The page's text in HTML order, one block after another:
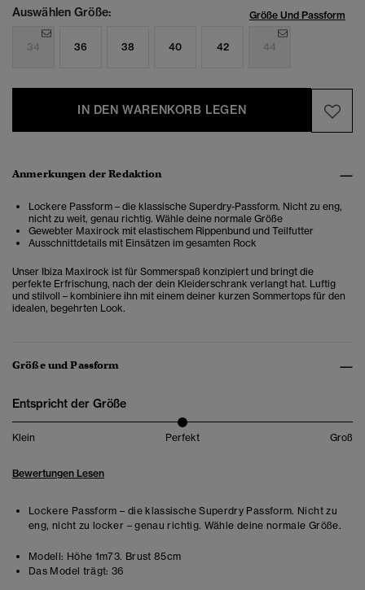
Auswählen Größe: Größe Und Passform
34 36 38 40 42 44
IN DEN WARENKORB LEGEN
Anmerkungen der Redaktion
Lockere Passform – die klassische Superdry-Passform. Nicht zu eng,
nicht zu weit, genau richtig. Wähle deine normale Größe
Gewebter Maxirock mit elastischem Rippenbund und Teilfutter
Ausschnittdetails mit Einsätzen im gesamten Rock
Unser Ibiza Maxirock ist für Sommerspaß konzipiert und bringt die
perfekte Erfrischung, nach der dein Kleiderschrank verlangt hat. Luftig
und stilvoll – kombiniere ihn mit einem deiner kurzen Sommertops für den
idealen, begehrten Look.
Größe und Passform
Entspricht der Größe
Klein Perfekt Groß
Bewertungen Lesen
Lockere Passform – die klassische Superdry Passform. Nicht zu
eng, nicht zu locker – genau richtig. Wähle deine normale Größe.
Modell: Höhe 1m73. Brust 85cm
Das Model trägt: 36